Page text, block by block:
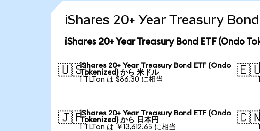
iShares 20+ Year Treasury Bond
iShares 20+ Year Treasury Bond ETF (Ondo
🇺🇸iShares 20+ Year Treasury Bond ETF (Ondo
Tokenized) から 米ドル
1 TLTon は $86.30 に相当
🇯🇵iShares 20+ Year Treasury Bond ETF (Ondo
Tokenized) から 日本円
1 TLTon は ￥13,612.65 に相当